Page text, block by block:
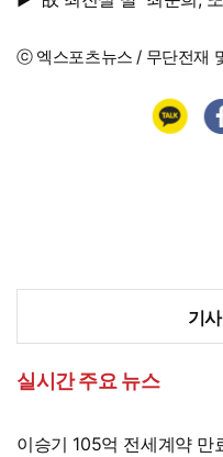
ⓒ 엑스포츠뉴스 / 무단전재
기
실시간 주요 뉴스
이승기 105억 전세계약 만